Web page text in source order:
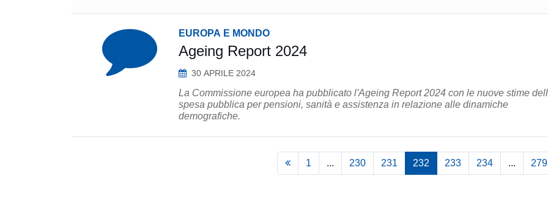
EUROPA E MONDO
Ageing Report 2024
30 APRILE 2024
La Commissione europea ha pubblicato l'Ageing Report 2024 con le nuove stime
spesa pubblica per pensioni, sanità e assistenza in relazione alle dinamiche
demografiche.
1 ... 230 231 232 233 234 ... 279